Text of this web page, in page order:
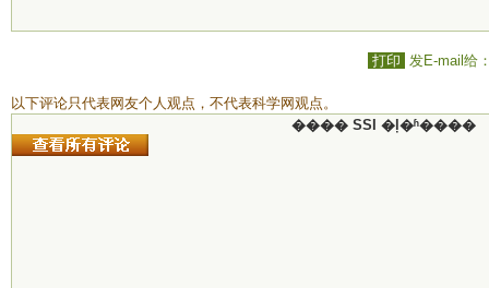
打印 发E-mail给
以下评论只代表网友个人观点，不代表科学网观点。
���� SSI �ļ�ʱ����